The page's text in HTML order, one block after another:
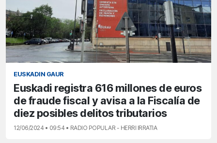
EUSKADIN GAUR
Euskadi registra 616 millones de euros
de fraude fiscal y avisa a la Fiscalía de
diez posibles delitos tributarios
12/06/2024 • 09:54 • RADIO POPULAR - HERRI IRRATIA